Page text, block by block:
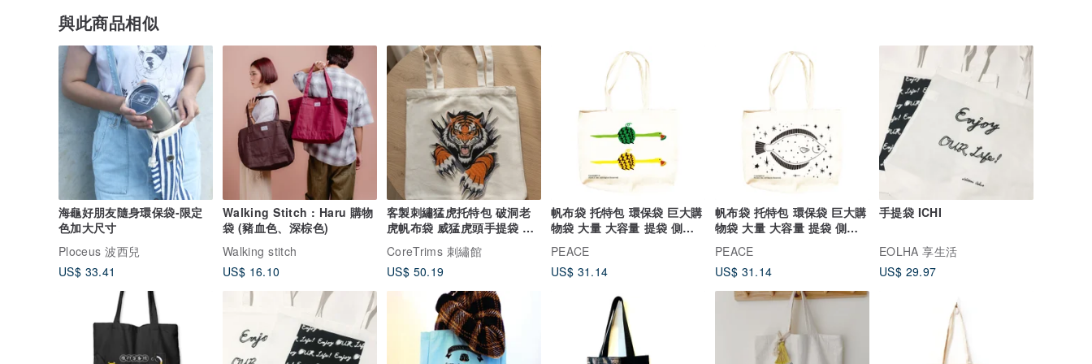
與此商品相似
海龜好朋友隨身環保袋-限定
色加大尺寸
Ploceus 波西兒
US$ 33.41
Walking Stitch : Haru 購物
袋 (豬血色、深棕色)
Walking stitch
US$ 16.10
客製刺繡猛虎托特包 破洞老
虎帆布袋 威猛虎頭手提袋 生
日禮物 力
CoreTrims 刺繡館
US$ 50.19
帆布袋 托特包 環保袋 巨大購
物袋 大量 大容量 提袋 側背
袋
PEACE
US$ 31.14
帆布袋 托特包 環保袋 巨大購
物袋 大量 大容量 提袋 側背
袋 八安
PEACE
US$ 31.14
手提袋 ICHI
EOLHA 享生活
US$ 29.97